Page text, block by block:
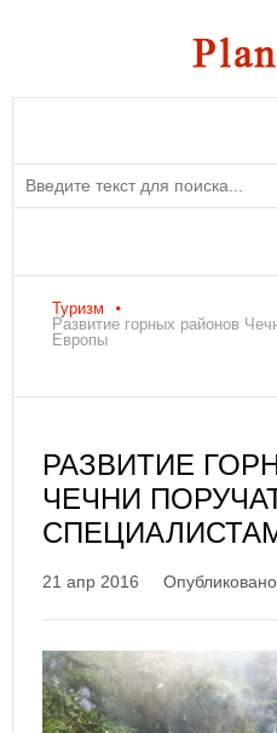
Туризм
Развитие горных районов
Европы
РАЗВИТИЕ
ЧЕЧНИ
21 апр 2016